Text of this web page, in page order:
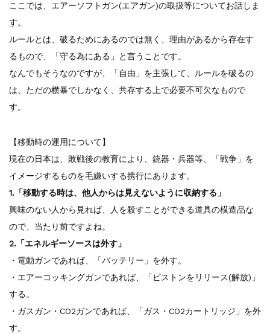
ここでは、エアーソフトガン(エアガン)の取扱等についてお話しま
す。
ルールとは、破るためにあるのでは無く、理由があるから存在す
るもので、「守る為にある」と言うことです。
なんでもそうなのですが、「自由」を主張して、ルールを破るの
は、ただの横暴でしかなく、共存する上で必要不可欠なもので
す。
【移動時の運用について】
現在の日本は、敗戦後の教育により、銃器・兵器等、「戦争」を
イメージするものを毛嫌いする携行にあります。
1.「移動する時は、他人からは見えないように収納する」
興味のない人から見れば、人を殺すことができる道具の模造品な
ので、当たり前ですよね。
2.「エネルギーソースは外す」
・電動ガンであれば、「バッテリー」を外す。
・エアーコッキングガンであれば、「ピストンをリリース(解放)」
する。
・ガスガン・CO2ガンであれば、「ガス・CO2カートリッジ」を外
す。